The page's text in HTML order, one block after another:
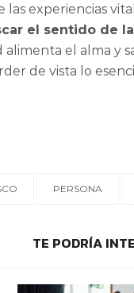
experiencias
el sentido de
alimenta el alma y
de vista lo
PERSONA
TE PODRÍA